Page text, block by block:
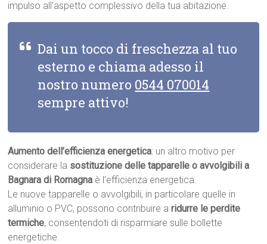
impulso all’aspetto complessivo della tua abitazione.
Dai un tocco di freschezza al tuo
esterno e chiama adesso il
nostro numero 0544 070014
sempre attivo!
Aumento dell’efficienza energetica: un altro motivo per
considerare la sostituzione delle tapparelle o avvolgibili a
Bagnara di Romagna è l’efficienza energetica.
Le nuove tapparelle o avvolgibili, in particolare quelle in
alluminio o PVC, possono contribuire aridurre le perdite
termiche, consentendoti di risparmiare sulle bollette
energetiche.